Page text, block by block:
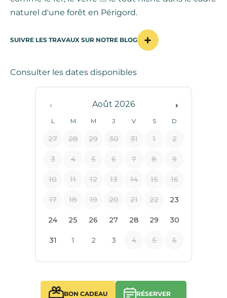
naturel d'une forêt en Périgord.
SUIVRE LES TRAVAUX SUR NOTRE BLOG
Consulter les dates disponibles
BON CADEAU RÉSERVER